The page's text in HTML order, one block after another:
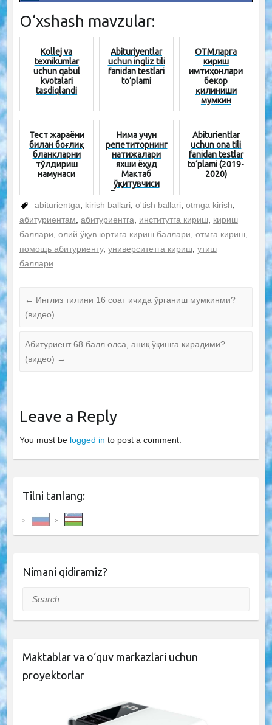
O‘xshash mavzular:
Kollej va
texnikumlar
uchun qabul
kvotalari
tasdiqlandi
Abituriyentlar
uchun ingliz tili
fanidan testlari
to‘plami
ОТМларга
кириш
имтиҳонлари
бекор
қилиниши
мумкин
Тест жараёни
билан боғлиқ
бланкларни
тўлдириш
намунаси
Нима учун
репетиторнинг
натижалари
яхши ёҳуд
Мактаб
ўқитувчиси
Репетиторга
қарши
Abiturientlar
uchun ona tili
fanidan testlar
to‘plami (2019-
2020)
abiturientga kirish ballari o'tish ballari otmga kirish
абитуриентам абитуриентга институтга кириш, кириш
баллари олий ўқув юртига кириш баллари отмга кириш,
помощь абитуриенту, университетга кириш, утиш
баллари
← Инглиз тилини 16 соат ичида ўрганиш мумкинми?
(видео)
Абитуриент 68 балл олса, аниқ ўқишга кирадими?
(видео) →
Leave a Reply
You must be logged in to post a comment.
Tilni tanlang:
Nimani qidiramiz?
Search
Maktablar va o‘quv markazlari uchun
proyektorlar